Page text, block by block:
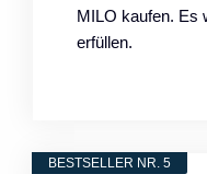
MILO kaufen. Es
erfüllen.
BESTSELLER NR. 5